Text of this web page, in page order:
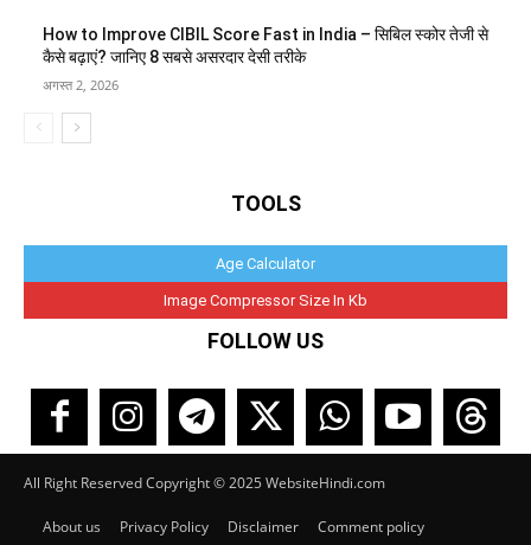
How to Improve CIBIL Score Fast in India – सिबिल स्कोर तेजी से
कैसे बढ़ाएं? जानिए 8 सबसे असरदार देसी तरीके
अगस्त 2, 2026
TOOLS
Age Calculator
Image Compressor Size In Kb
FOLLOW US
All Right Reserved Copyright © 2025 WebsiteHindi.com
About us Privacy Policy Disclaimer
Comment policy